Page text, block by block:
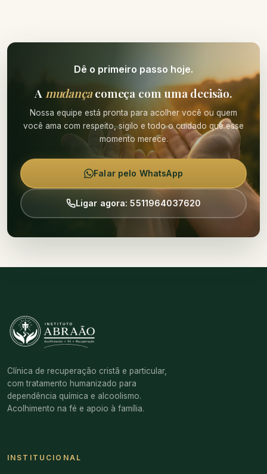
Dê o primeiro passo hoje.
A mudançacomeça com uma decisão.
Nossa equipe está pronta para acolher você ou quem
você ama com respeito, sigilo e todo o cuidado que esse
momento merece.
Falar pelo WhatsApp
Ligar agora: 5511964037620
Clínica de recuperação cristã e particular,
com tratamento humanizado para
dependência química e alcoolismo.
Acolhimento na fé e apoio à família.
INSTITUCIONAL